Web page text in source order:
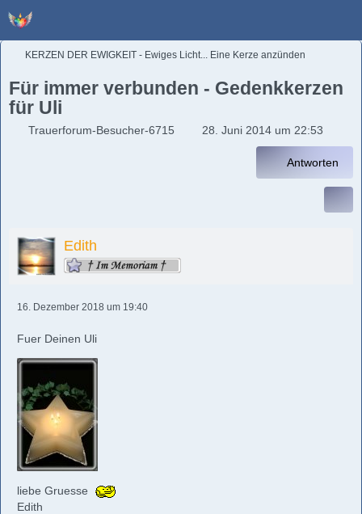
KERZEN DER EWIGKEIT - Ewiges Licht... Eine Kerze anzünden
Für immer verbunden - Gedenkkerzen
für Uli
Trauerforum-Besucher-6715 28. Juni 2014 um 22:53
Antworten
Edith
16. Dezember 2018 um 19:40
Fuer Deinen Uli
liebe Gruesse
Edith